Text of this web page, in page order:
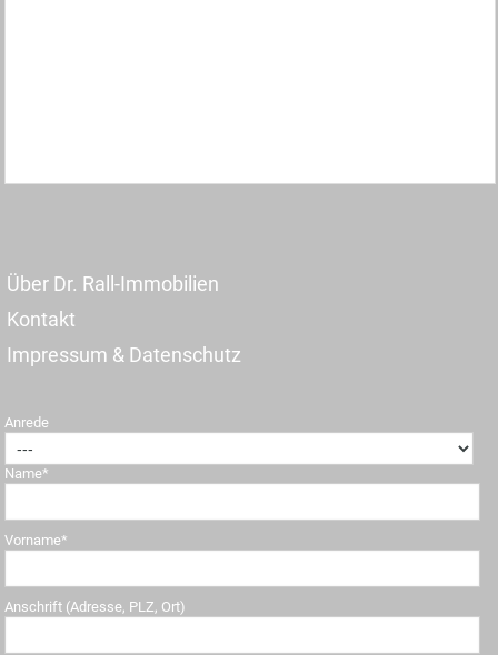
Über Dr. Rall-Immobilien
Kontakt
Impressum & Datenschutz
Anrede
Name*
Vorname*
Anschrift (Adresse, PLZ, Ort)